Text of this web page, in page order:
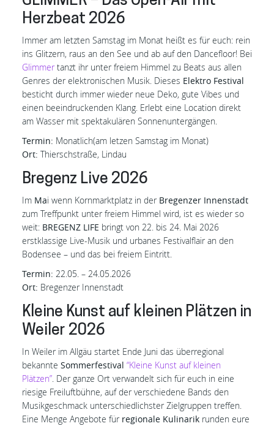
Herzbeat 2026
Immer am letzten Samstag im Monat heißt es für euch: rein
ins Glitzern, raus an den See und ab auf den Dancefloor! Bei
Glimmer tanzt ihr unter freiem Himmel zu Beats aus allen
Genres der elektronischen Musik. Dieses Elektro Festival
besticht durch immer wieder neue Deko, gute Vibes und
einen beeindruckenden Klang. Erlebt eine Location direkt
am Wasser mit spektakulären Sonnenuntergängen.
Termin: Monatlich(am letzen Samstag im Monat)
Ort: Thierschstraße, Lindau
Bregenz Live 2026
Im Mai wenn Kornmarktplatz in der Bregenzer Innenstadt
zum Treffpunkt unter freiem Himmel wird, ist es wieder so
weit: BREGENZ LIFE bringt von 22. bis 24. Mai 2026
erstklassige Live-Musik und urbanes Festivalflair an den
Bodensee – und das bei freiem Eintritt.
Termin: 22.05. – 24.05.2026
Ort: Bregenzer Innenstadt
Kleine Kunst auf kleinen Plätzen in
Weiler 2026
In Weiler im Allgäu startet Ende Juni das überregional
bekannte Sommerfestival “Kleine Kunst auf kleinen
Plätzen”. Der ganze Ort verwandelt sich für euch in eine
riesige Freiluftbühne, auf der verschiedene Bands den
Musikgeschmack unterschiedlichster Zielgruppen treffen.
Eine Menge Angebote für regionale Kulinarik runden eure